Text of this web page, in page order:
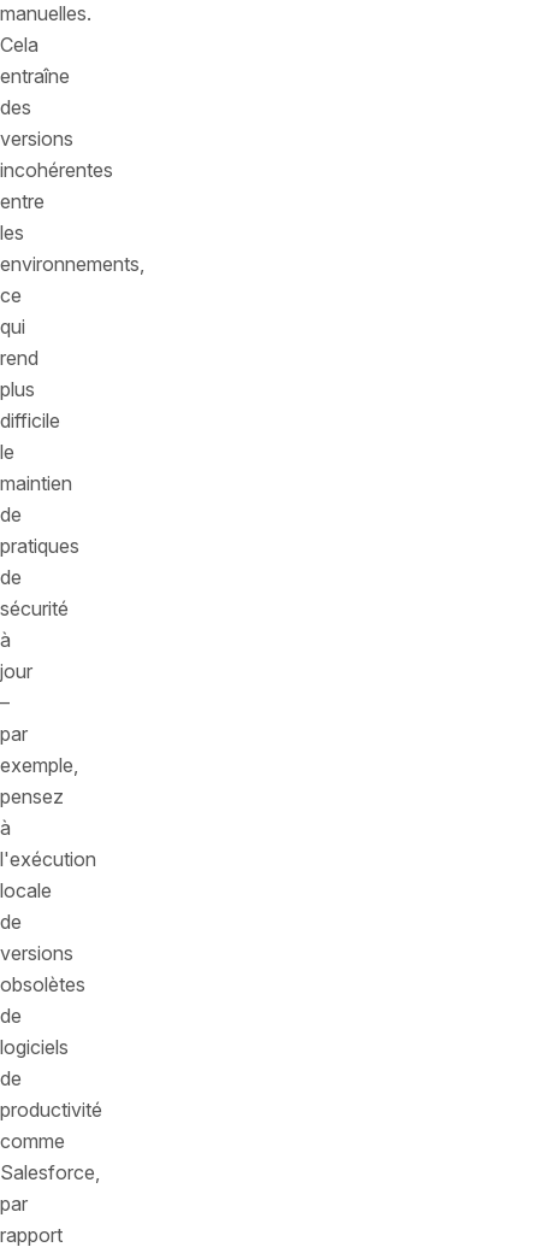
manuelles.
Cela
entraîne
des
versions
incohérentes
entre
les
environnements,
ce
qui
rend
plus
difficile
le
maintien
de
pratiques
de
sécurité
à
jour
–
par
exemple,
pensez
à
l'exécution
locale
de
versions
obsolètes
de
logiciels
de
productivité
comme
Salesforce,
par
rapport